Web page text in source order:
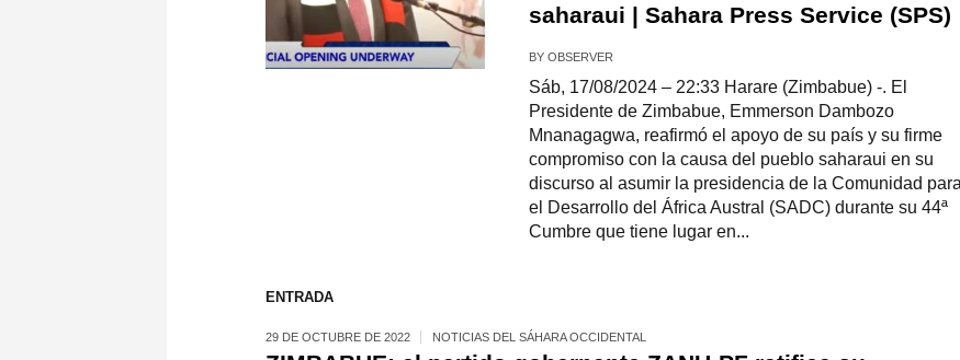
saharaui | Sahara Press Service (SPS)
BY OBSERVER
Sáb, 17/08/2024 – 22:33 Harare (Zimbabue) -. El
Presidente de Zimbabue, Emmerson Dambozo
Mnanagagwa, reafirmó el apoyo de su país y su firme
compromiso con la causa del pueblo saharaui en su
discurso al asumir la presidencia de la Comunidad para
el Desarrollo del África Austral (SADC) durante su 44ª
Cumbre que tiene lugar en...
ENTRADA
29 DE OCTUBRE DE 2022 NOTICIAS DEL SÁHARA OCCIDENTAL